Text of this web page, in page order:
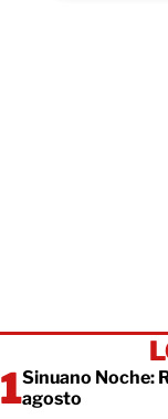
Sinuano Noche:
agosto